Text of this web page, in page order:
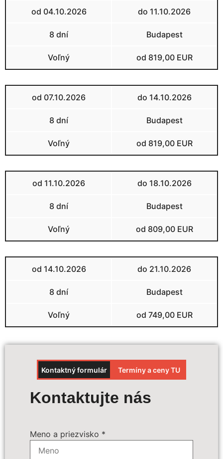
od 04.10.2026 do 11.10.2026
8 dní Budapest
Voľný od 819,00 EUR
od 07.10.2026 do 14.10.2026
8 dní Budapest
Voľný od 819,00 EUR
od 11.10.2026 do 18.10.2026
8 dní Budapest
Voľný od 809,00 EUR
od 14.10.2026 do 21.10.2026
8 dní Budapest
Voľný od 749,00 EUR
Kontaktný formulár Termíny a ceny TU
Kontaktujte nás
Meno a priezvisko *
Výpočet ceny
Povinné príplatky: